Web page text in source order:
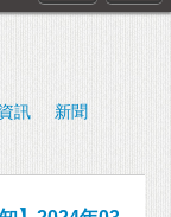
訊
新聞